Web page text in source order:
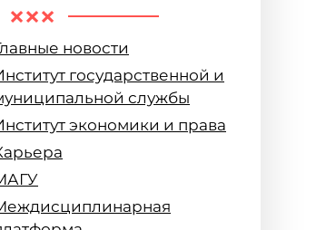
новости
государственной и
службы
экономики и права